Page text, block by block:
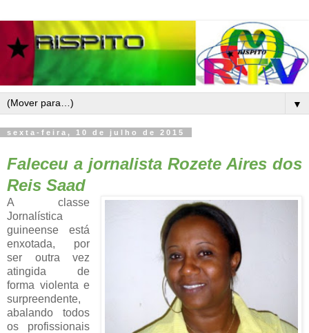
▼
sexta-feira, 10 de julho de 2015
Faleceu a jornalista Rozete Aires dos
Reis Saad
A classe
Jornalística
guineense está
enxotada, por
ser outra vez
atingida de
forma violenta e
surpreendente,
abalando todos
os profissionais